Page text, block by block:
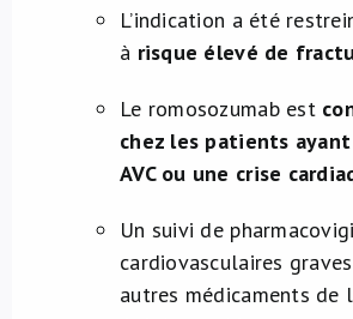
L’indication a été
à risque élevé de
Le romosozumab est
chez les patients
AVC ou une crise
Un suivi de
cardiovasculaires
autres médicaments de